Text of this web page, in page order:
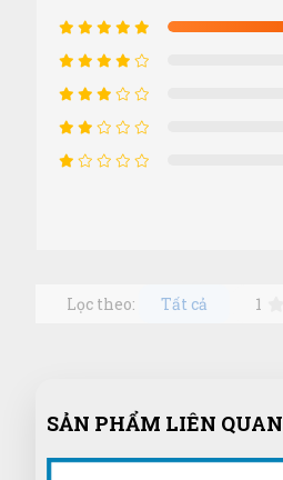
Lọc theo: Tất cả 1
SẢN PHẨM LIÊN QUAN